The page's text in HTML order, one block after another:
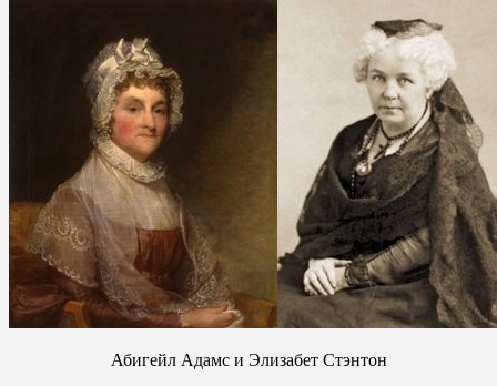
Абигейл Адамс и Элизабет Стэнтон